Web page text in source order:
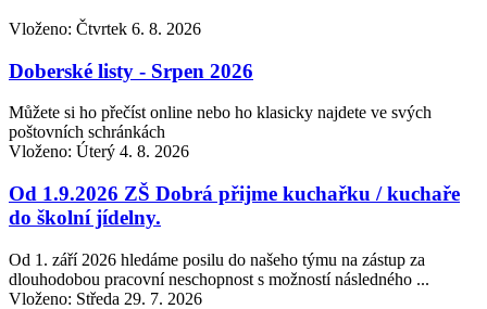
Vloženo: Čtvrtek 6. 8. 2026
Doberské listy - Srpen 2026
Můžete si ho přečíst online nebo ho klasicky najdete ve svých
poštovních schránkách
Vloženo: Úterý 4. 8. 2026
Od 1.9.2026 ZŠ Dobrá přijme kuchařku / kuchaře
do školní jídelny.
Od 1. září 2026 hledáme posilu do našeho týmu na zástup za
dlouhodobou pracovní neschopnost s možností následného ...
Vloženo: Středa 29. 7. 2026